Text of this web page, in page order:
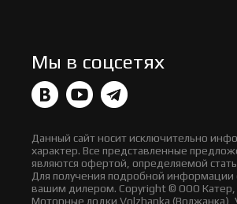
Мы в соцсетях
Данный сайт носит исключительно
характер. Все представленные
являются офертой, определяемой
Для получения подробной информации
вашим дилером. Copyright © ООО Катер,
Моторные лодки Volzhanka (Волжанка),